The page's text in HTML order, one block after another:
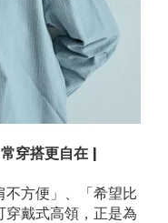
穿搭更自在 |
不方便」、「希望比
戴式高領，正是為